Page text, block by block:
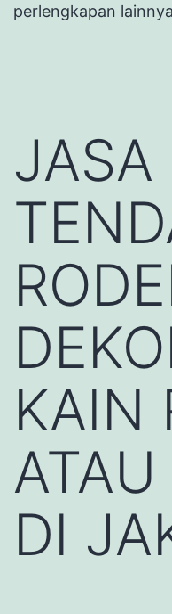
perlengkapan
JASA
KAIN
DI